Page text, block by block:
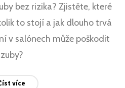
bez rizika? Zjistěte, které
to stojí a jak dlouho trvá
v salónech může poškodit
zuby?
více